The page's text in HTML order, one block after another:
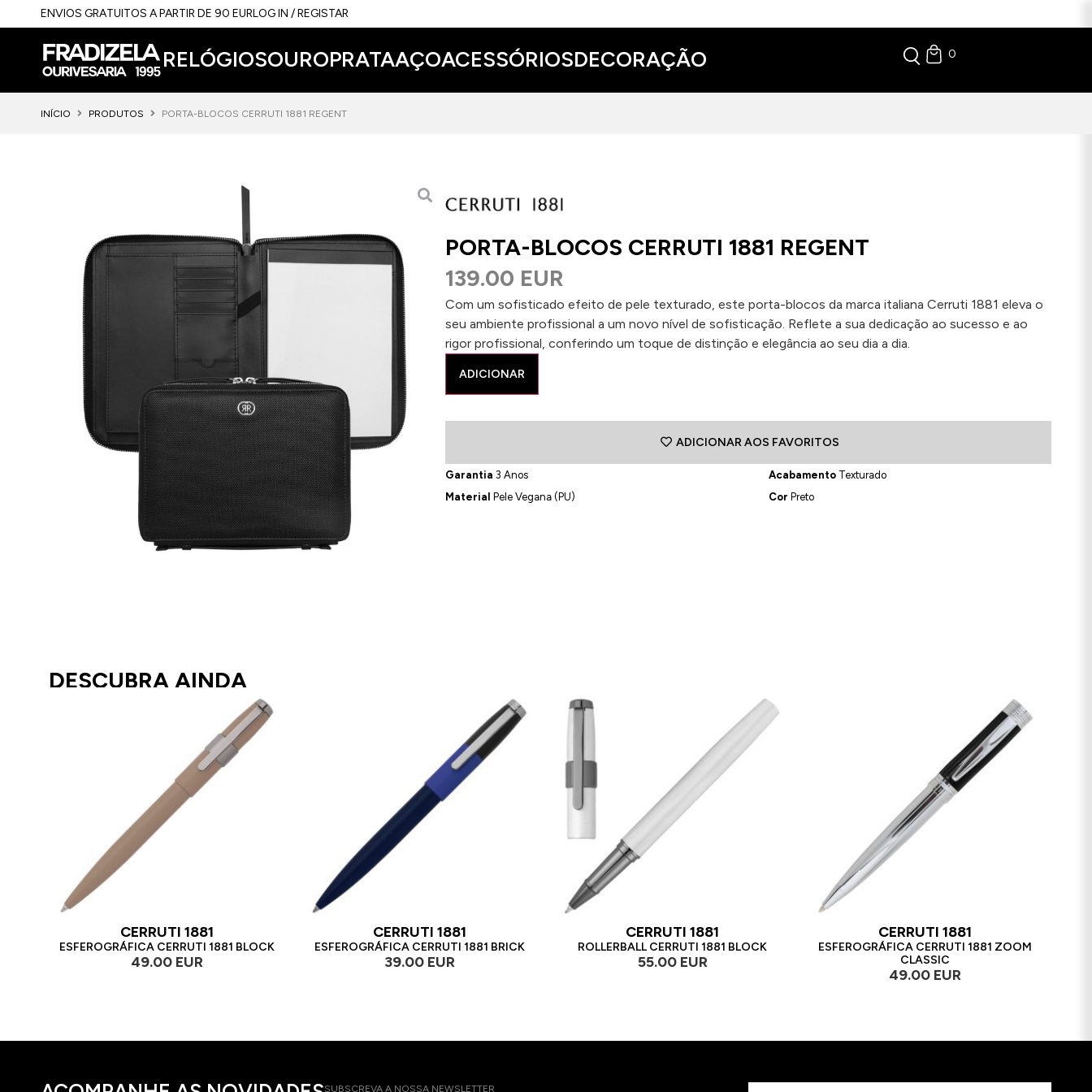
ENVIOS GRATUITOS A PARTIR DE 90 EURLOG IN / REGISTAR
RELÓGIOSOUROPRATAAÇOACESSÓRIOSDECORAÇÃO 0
INÍCIO PRODUTOS PORTA-BLOCOS CERRUTI 1881 REGENT
PORTA-BLOCOS CERRUTI 1881 REGENT
139.00 EUR
Com um sofisticado efeito de pele texturado, este porta-blocos da marca italiana Cerruti 1881 eleva o
seu ambiente profissional a um novo nível de sofisticação. Reflete a sua dedicação ao sucesso e ao
rigor profissional, conferindo um toque de distinção e elegância ao seu dia a dia.
ADICIONAR
ADICIONAR AOS FAVORITOS
Garantia 3 Anos
Material Pele Vegana (PU)
AcabamentoTexturado
Cor Preto
DESCUBRA AINDA
CERRUTI 1881
ESFEROGRÁFICA CERRUTI 1881 BLOCK
49.00 EUR
CERRUTI 1881
ESFEROGRÁFICA CERRUTI 1881 BRICK
39.00 EUR
CERRUTI 1881
ROLLERBALL CERRUTI 1881 BLOCK
55.00 EUR
CERRUTI 1881
ESFEROGRÁFICA CERRUTI 1881 ZOOM
CLASSIC
49.00 EUR
SUBSCREVA A NOSSA NEWSLETTER